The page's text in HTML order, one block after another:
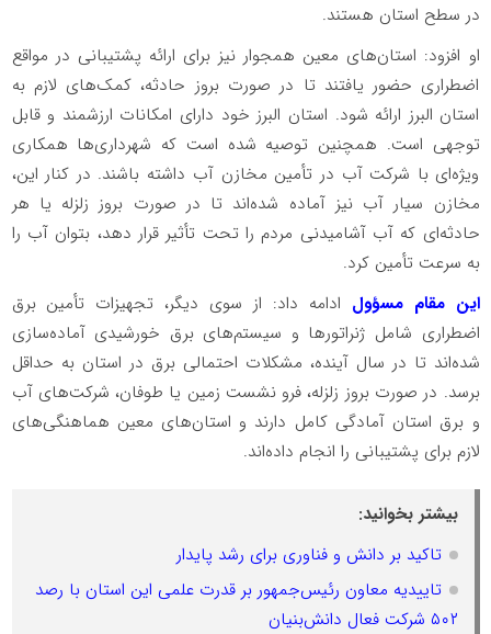
در سطح استان هستند.
او افزود: استان‌های معین همجوار نیز برای ارائه پشتیبانی در مواقع
اضطراری حضور یافتند تا در صورت بروز حادثه، کمک‌های لازم به
استان البرز ارائه شود. استان البرز خود دارای امکانات ارزشمند و قابل
توجهی است. همچنین توصیه شده است که شهرداری‌ها همکاری
ویژه‌ای با شرکت آب در تأمین مخازن آب داشته باشند. در کنار این،
مخازن سیار آب نیز آماده شده‌اند تا در صورت بروز زلزله یا هر
حادثه‌ای که آب آشامیدنی مردم را تحت تأثیر قرار دهد، بتوان آب را
به سرعت تأمین کرد.
این مقام مسؤول ادامه داد: از سوی دیگر، تجهیزات تأمین برق
اضطراری شامل ژنراتورها و سیستم‌های برق خورشیدی آماده‌سازی
شده‌اند تا در سال آینده، مشکلات احتمالی برق در استان به حداقل
برسد. در صورت بروز زلزله، فرو نشست زمین یا طوفان، شرکت‌های آب
و برق استان آمادگی کامل دارند و استان‌های معین هماهنگی‌های
لازم برای پشتیبانی را انجام داده‌اند.
بیشتر بخوانید:
تاکید بر دانش و فناوری برای رشد پایدار
تاییدیه معاون رئیس‌جمهور بر قدرت علمی این استان با رصد
۵۰۲ شرکت فعال دانش‌بنیان